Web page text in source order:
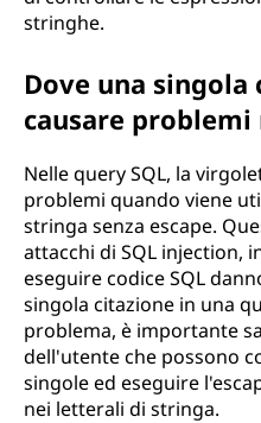
stringhe.
Dove una singola
causare problemi
Nelle query SQL, la
problemi quando viene
stringa senza escape.
attacchi di SQL injection,
eseguire codice SQL
singola citazione in una
problema, è importante
dell'utente che possono
singole ed eseguire
nei letterali di stringa.